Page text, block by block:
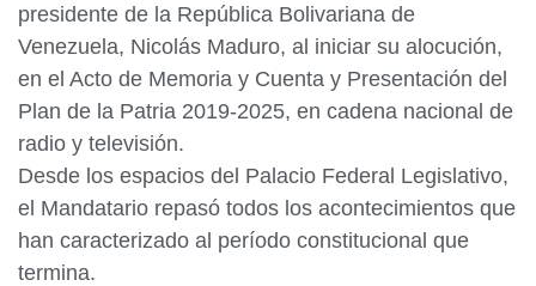
presidente de la República Bolivariana de
Venezuela, Nicolás Maduro, al iniciar su alocución,
en el Acto de Memoria y Cuenta y Presentación del
Plan de la Patria 2019-2025, en cadena nacional de
radio y televisión.
Desde los espacios del Palacio Federal Legislativo,
el Mandatario repasó todos los acontecimientos que
han caracterizado al período constitucional que
termina.